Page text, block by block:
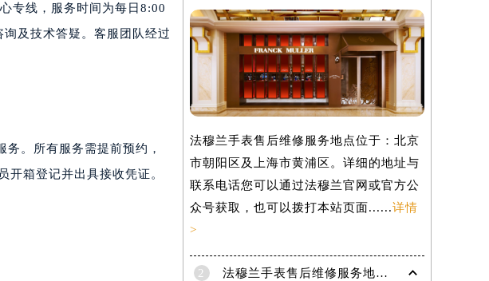
专线，服务时间为每日8:00
及技术答疑。客服团队经过
。所有服务需提前预约，
箱登记并出具接收凭证。
法穆兰手表售后维修服务地点位于：北京
市朝阳区及上海市黄浦区。详细的地址与
联系电话您可以通过法穆兰官网或官方公
众号获取，也可以拨打本站页面......详情
>
2 法穆兰手表售后维修服务地点电话是多少？